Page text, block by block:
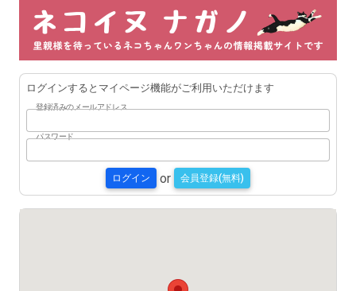
ログインするとマイページ機能がご利用いただけます
登録済みのメールアドレス
パスワード
ログイン or 会員登録(無料)